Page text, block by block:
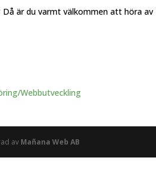
är du varmt välkommen att höra av
Webbutveckling
av Mañana Web AB